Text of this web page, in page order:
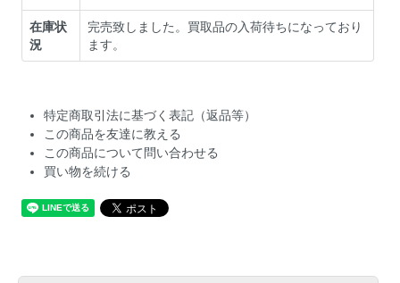
在庫状
況
完売致しました。買取品の入荷待ちになっており
ます。
特定商取引法に基づく表記（返品等）
この商品を友達に教える
この商品について問い合わせる
買い物を続ける